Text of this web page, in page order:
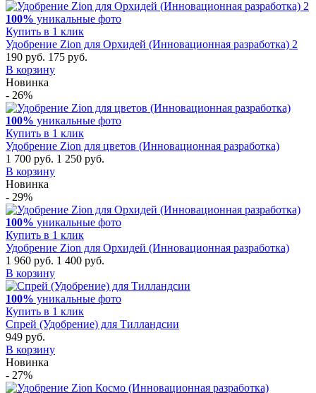
100% уникальные фото
Купить в 1 клик
Удобрение Zion для Орхидей (Инновационная разработка) 2
190 руб. 175 руб.
В корзину
Новинка
- 26%
100% уникальные фото
Купить в 1 клик
Удобрение Zion для цветов (Инновационная разработка)
1 700 руб. 1 250 руб.
В корзину
Новинка
- 29%
100% уникальные фото
Купить в 1 клик
Удобрение Zion для Орхидей (Инновационная разработка)
1 960 руб. 1 400 руб.
В корзину
100% уникальные фото
Купить в 1 клик
Спрей (Удобрение) для Тилландсии
949 руб.
В корзину
Новинка
- 27%